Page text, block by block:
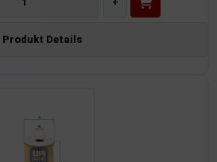
+
Produkt Details